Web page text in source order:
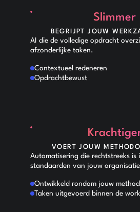
Slimmer
BEGRIJPT JOUW
AI die de volledige opdracht
afzonderlijke taken.
Contextueel redeneren
Opdrachtbewust
VOERT JOUW
Automatisering die rechtstreeks is
standaarden van jouw
Ontwikkeld rondom jouw
Taken uitgevoerd binnen de